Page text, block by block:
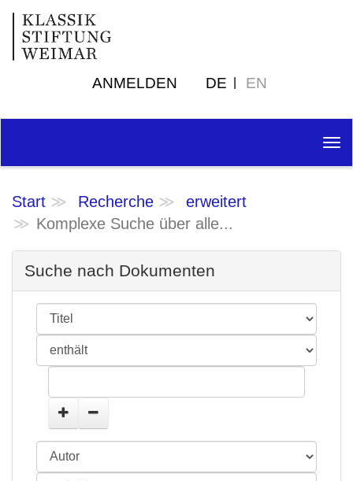
ANMELDEN DE EN
Start Recherche
erweitert
Komplexe Suche über alle...
Suche nach Dokumenten